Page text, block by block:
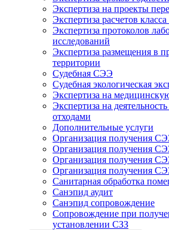
Экспертиза на проекты
Экспертиза расчетов
Экспертиза протоколов
исследований
Экспертиза размещения в
территории
Судебная СЭЭ
Судебная экологическая
Экспертиза на
Экспертиза на
отходами
Дополнительные услуги
Организация получения
Организация получения
Организация получения
Организация получения
Санитарная обработка
Санэпид аудит
Санэпид сопровождение
Сопровождение при
установлении СЗЗ